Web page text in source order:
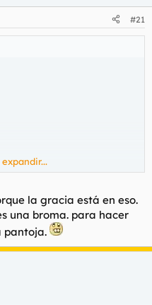
#21
la gracia está en eso.
una broma. para hacer
pantoja.